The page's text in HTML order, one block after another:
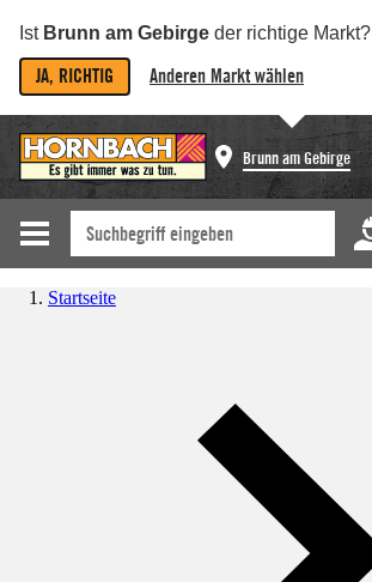
Ist Brunn am Gebirge der richtige Markt?
JA, RICHTIG Anderen Markt wählen
Brunn am Gebirge
Startseite